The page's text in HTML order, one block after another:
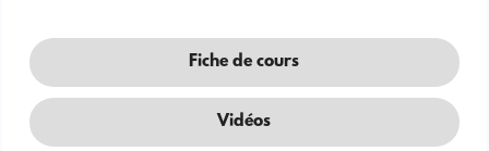
Fiche de cours
Vidéos